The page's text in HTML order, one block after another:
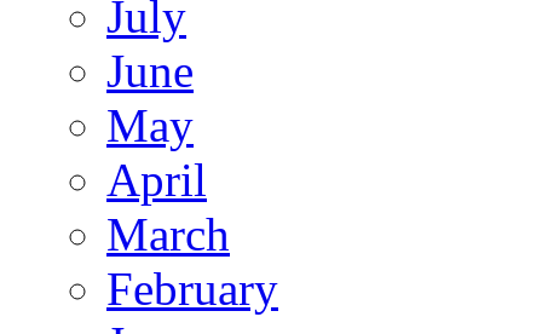
July
June
May
April
March
February